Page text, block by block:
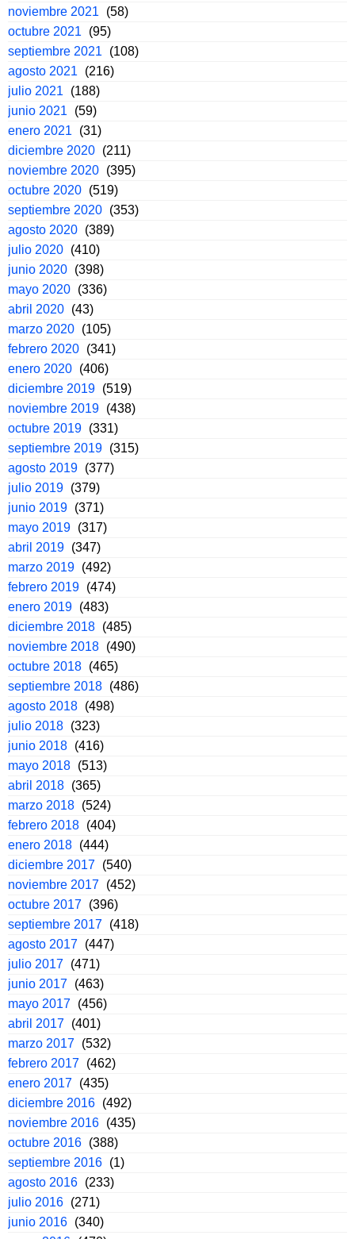
noviembre 2021
(58)
octubre 2021
(95)
septiembre 2021
(108)
agosto 2021
(216)
julio 2021
(188)
junio 2021
(59)
enero 2021
(31)
diciembre 2020 (211)
noviembre 2020 (395)
octubre 2020 (519)
septiembre 2020 (353)
agosto 2020 (389)
julio 2020 (410)
junio 2020 (398)
mayo 2020 (336)
abril 2020 (43)
marzo 2020 (105)
febrero 2020 (341)
enero 2020 (406)
diciembre 2019 (519)
noviembre 2019 (438)
octubre 2019 (331)
septiembre 2019 (315)
agosto 2019 (377)
julio 2019 (379)
junio 2019 (371)
mayo 2019 (317)
abril 2019 (347)
marzo 2019 (492)
febrero 2019 (474)
enero 2019 (483)
diciembre 2018 (485)
noviembre 2018 (490)
octubre 2018 (465)
septiembre 2018 (486)
agosto 2018 (498)
julio 2018 (323)
junio 2018 (416)
mayo 2018 (513)
abril 2018 (365)
marzo 2018 (524)
febrero 2018 (404)
enero 2018 (444)
diciembre 2017 (540)
noviembre 2017 (452)
octubre 2017 (396)
septiembre 2017 (418)
agosto 2017 (447)
julio 2017 (471)
junio 2017 (463)
mayo 2017 (456)
abril 2017 (401)
marzo 2017 (532)
febrero 2017 (462)
enero 2017 (435)
diciembre 2016 (492)
noviembre 2016 (435)
octubre 2016 (388)
septiembre 2016 (1)
agosto 2016 (233)
julio 2016 (271)
junio 2016 (340)